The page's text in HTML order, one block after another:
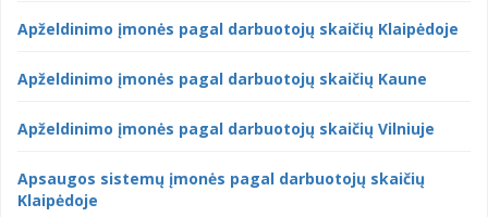
Apželdinimo įmonės pagal darbuotojų skaičių Klaipėdoje
Apželdinimo įmonės pagal darbuotojų skaičių Kaune
Apželdinimo įmonės pagal darbuotojų skaičių Vilniuje
Apsaugos sistemų įmonės pagal darbuotojų skaičių
Klaipėdoje